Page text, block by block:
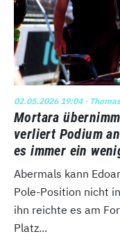
02.05.2026 19:04·
Mortara
verliert Podium
es immer ein
Abermals kann
Pole-Position nicht
ihn reichte es am
Platz...